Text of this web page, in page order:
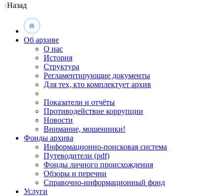
Назад
Об архиве
О нас
История
Структура
Регламентирующие документы
Для тех, кто комплектует архив
Показатели и отчёты
Противодействие коррупции
Новости
Внимание, мошенники!
Фонды архива
Информационно-поисковая система
Путеводители (pdf)
Фонды личного происхождения
Обзоры и перечни
Справочно-информационный фонд
Услуги